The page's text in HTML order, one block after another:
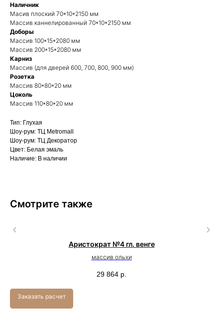
Наличник
Масив плоский 70*10*2150 мм
Массив каннелированный 70*10*2150 мм
Доборы
Массив 100*15*2080 мм
Массив 200*15*2080 мм
Карниз
Массив (для дверей 600, 700, 800, 900 мм)
Розетка
Массив 80*80*20 мм
Цоколь
Массив 110*80*20 мм
Тип: Глухая
Шоу-рум: ТЦ Metromall
Шоу-рум: ТЦ Декоратор
Цвет: Белая эмаль
Наличие: В наличии
Смотрите также
Аристократ №4 гл. венге
массив ольхи
29 864 р.